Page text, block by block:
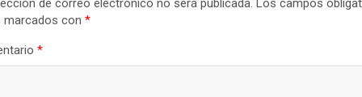
de correo electrónico no será publicada. Los campos
marcados con *
*